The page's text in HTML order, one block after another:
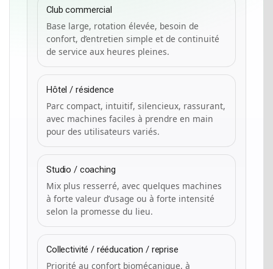
Club commercial
Base large, rotation élevée, besoin de
confort, d’entretien simple et de continuité
de service aux heures pleines.
Hôtel / résidence
Parc compact, intuitif, silencieux, rassurant,
avec machines faciles à prendre en main
pour des utilisateurs variés.
Studio / coaching
Mix plus resserré, avec quelques machines
à forte valeur d’usage ou à forte intensité
selon la promesse du lieu.
Collectivité / rééducation / reprise
Priorité au confort biomécanique, à